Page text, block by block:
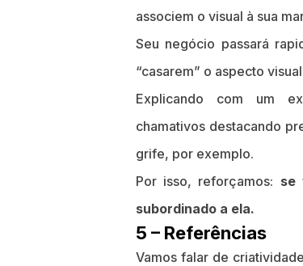
associem o visual à sua
Seu negócio passará
“casarem” o aspecto
Explicando com um
chamativos destacando
grife, por exemplo.
Por isso, reforçamos: se
subordinado a ela.
5 – Referências
Vamos falar de